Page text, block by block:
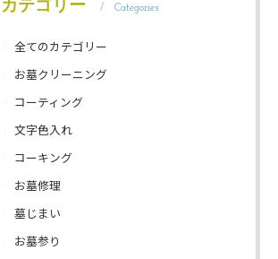
カテゴリー Categories
全てのカテゴリー
お墓クリーニング
コーティング
文字色入れ
コーキング
お墓修理
墓じまい
お墓参り